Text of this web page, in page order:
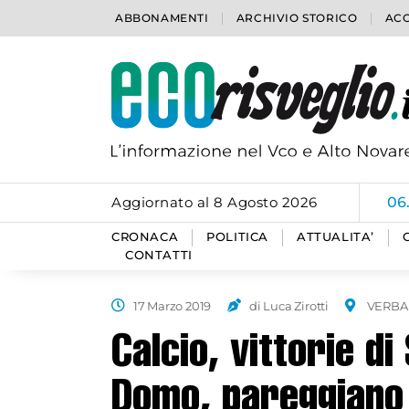
ABBONAMENTI ARCHIVIO STORICO
Aggiornato al 8 Agosto 2026
CRONACA POLITICA ATTUALITA’
CONTATTI
17 Marzo 2019 di Luca Zirotti
Calcio, vittorie di